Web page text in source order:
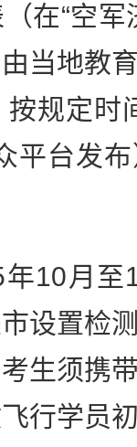
在“空军
当地教
规定时
平台发
月至
设置检
生须携
行学员